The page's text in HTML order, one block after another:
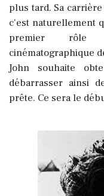
plus tard. Sa
c'est naturellement
premier rôle
cinématographique
John souhaite
débarrasser ainsi
prête. Ce sera le